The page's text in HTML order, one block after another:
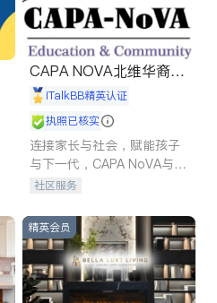
CAPA NOVA北维华裔家
长会iTalkBB精英认证
执照已核实
连接家长与社会，赋能孩子
与下一代，CAPA NoVA与您
携手建设包容、公平、充满
社区服务
精英会员